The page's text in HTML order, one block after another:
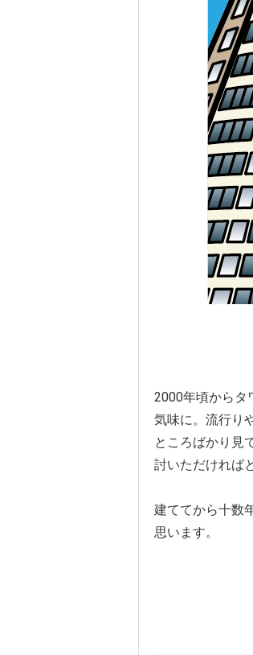
2000年頃からタ
気味に。流行り
ところばかり見
討いただければ
建ててから十数
思います。